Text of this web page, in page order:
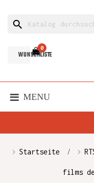
search
WUNSCHLISTE
0
MENU
Startseite
films